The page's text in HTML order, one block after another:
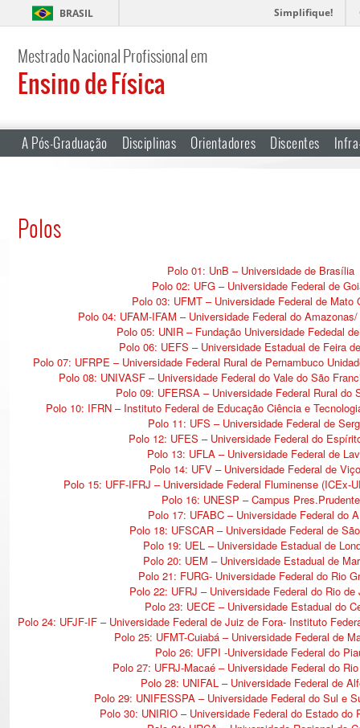
BRASIL Simplifique!
Mestrado Nacional Profissional em
Ensino de Física
A Pós-Graduação Disciplinas Orientadores Discentes
Polos
Polo 01: UnB – Universidade de Brasília
Polo 02: UFG – Universidade Federal de
Polo 03: UFMT – Universidade Federal de Mato
Polo 04: UFAM-IFAM – Universidade Federal do
Polo 05: UNIR – Fundação Universidade Fededal
Polo 06: UEFS – Universidade Estadual de Feira
Polo 07: UFRPE – Universidade Federal Rural de Pernambuco
Polo 08: UNIVASF – Universidade Federal do Vale do São
Polo 09: UFERSA – Universidade Federal Rural do
Polo 10: IFRN – Instituto Federal de Educação Ciência e
Polo 11: UFS – Universidade Federal de
Polo 12: UFES – Universidade Federal do
Polo 13: UFLA – Universidade Federal de
Polo 14: UFV – Universidade Federal de
Polo 15: UFF-IFRJ – Universidade Federal Fluminense (ICEx-
Polo 16: UNESP – Campus Pres.Prudente
Polo 17: UFABC – Universidade Federal do
Polo 18: UFSCAR – Universidade Federal de
Polo 19: UEL – Universidade Estadual de
Polo 20: UEM – Universidade Estadual de
Polo 21: FURG- Universidade Federal do Rio
Polo 22: UFRJ – Universidade Federal do Rio de
Polo 23: UECE – Universidade Estadual do
Polo 24: UFJF-IF – Universidade Federal de Juiz de Fora- Instituto
Polo 25: UFMT-Cuiabá – Universidade Federal de
Polo 26: UFPI -Universidade Federal do
Polo 27: UFRJ-Macaé – Universidade Federal do
Polo 28: UNIFAL – Universidade Federal de
Polo 29: UNIFESSPA – Universidade Federal do Sul e
Polo 30: UNIRIO – Universidade Federal do Estado do